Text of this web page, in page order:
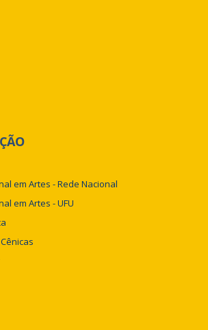
em Artes - Rede Nacional
em Artes - UFU